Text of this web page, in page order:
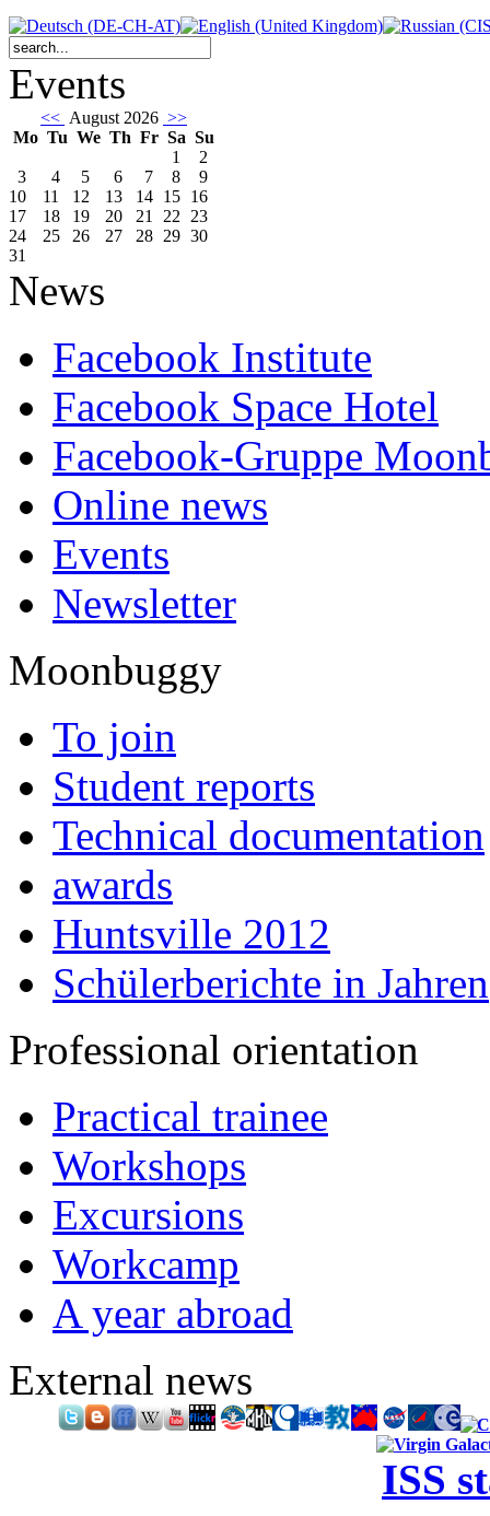
Events
<< August 2026 >>
Mo Tu We Th Fr Sa Su
1
2
3
4 5 6 7 8
9
10
11 12 13 14 15 16
17
18 19 20 21 22 23
24
25 26 27 28 29 30
31
News
Facebook Institute
Facebook Space Hotel
Facebook-Gruppe
Online news
Events
Newsletter
Moonbuggy
To join
Student reports
Technical documentation
awards
Huntsville 2012
Schülerberichte in Jahren
Professional orientation
Practical trainee
Workshops
Excursions
Workcamp
A year abroad
External news
ISS